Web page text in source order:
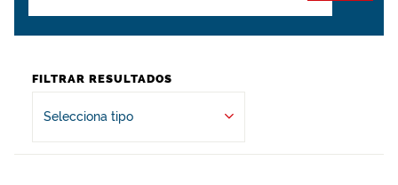
FILTRAR RESULTADOS
Selecciona tipo